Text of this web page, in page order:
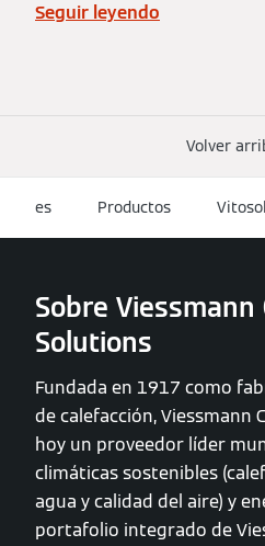
Seguir leyendo
Volver
es Productos
Sobre Viessmann
Solutions
Fundada en 1917 como
de calefacción, Viessmann
hoy un proveedor líder
climáticas sostenibles
agua y calidad del aire) y
portafolio integrado de